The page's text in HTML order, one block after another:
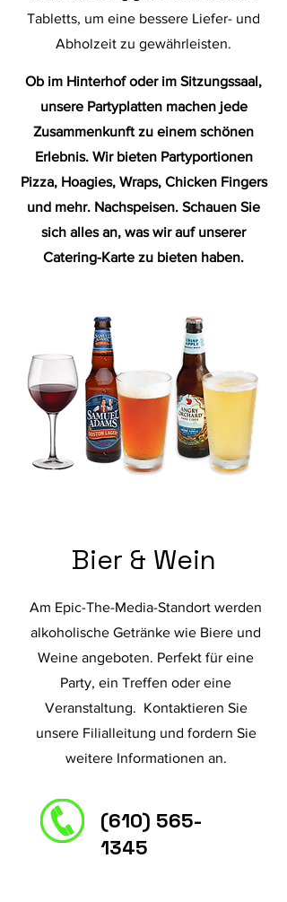
Tabletts, um eine bessere Liefer- und
Abholzeit zu gewährleisten.
Ob im Hinterhof oder im Sitzungssaal,
unsere Partyplatten machen jede
Zusammenkunft zu einem schönen
Erlebnis. Wir bieten Partyportionen
Pizza, Hoagies, Wraps, Chicken Fingers
und mehr. Nachspeisen. Schauen Sie
sich alles an, was wir auf unserer
Catering-Karte zu bieten haben.
Bier & Wein
Am Epic-The-Media-Standort werden
alkoholische Getränke wie Biere und
Weine angeboten. Perfekt für eine
Party, ein Treffen oder eine
Veranstaltung. Kontaktieren Sie
unsere Filialleitung und fordern Sie
weitere Informationen an.
(610) 565-
1345